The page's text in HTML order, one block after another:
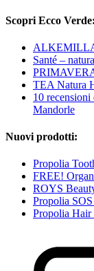
Scopri Ecco Verde:
Santé –
TEA Natura
10
Mandorle
Nuovi prodotti:
Propolia
FREE!
ROYS
Propolia
Propolia